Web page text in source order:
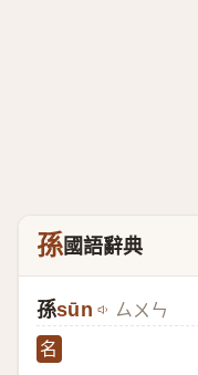
孫國語辭典
孫sūn ㄙㄨㄣ
名